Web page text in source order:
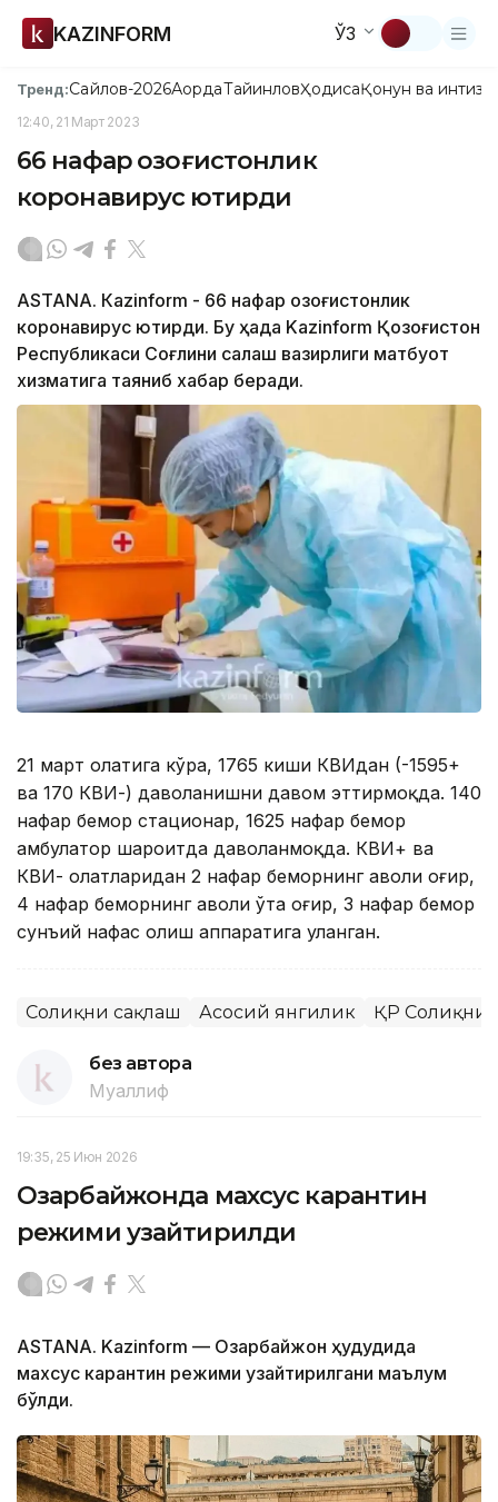
KAZINFORM ЎЗ
Тренд:Сайлов-2026АқордаТайинловҲодисаҚонун ва
12:40, 21 Март 2023
66 нафар қозоғистонлик
коронавирус юқтирди
ASTANА. Кazinform - 66 нафар қозоғистонлик
коронавирус юқтирди. Бу ҳақда Kazinform Қозоғистон
Республикаси Соғлиқни сақлаш вазирлиги матбуот
хизматига таяниб хабар беради.
21 март ҳолатига кўра, 1765 киши КВИдан (-1595+
ва 170 КВИ-) даволанишни давом эттирмоқда. 140
нафар бемор стационар, 1625 нафар бемор
амбулатор шароитда даволанмоқда. КВИ+ ва
КВИ- ҳолатларидан 2 нафар беморнинг аҳволи оғир,
4 нафар беморнинг аҳволи ўта оғир, 3 нафар бемор
сунъий нафас олиш аппаратига уланган.
Соғлиқни сақлаш Асосий янгилик ҚР Соғлиқни
без автора
Муаллиф
19:35, 25 Июн 2026
Озарбайжонда махсус карантин
режими узайтирилди
ASTANA. Kazinform — Озарбайжон ҳудудида
махсус карантин режими узайтирилгани маълум
бўлди.